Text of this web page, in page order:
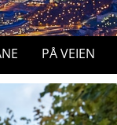
PÅ VEIEN